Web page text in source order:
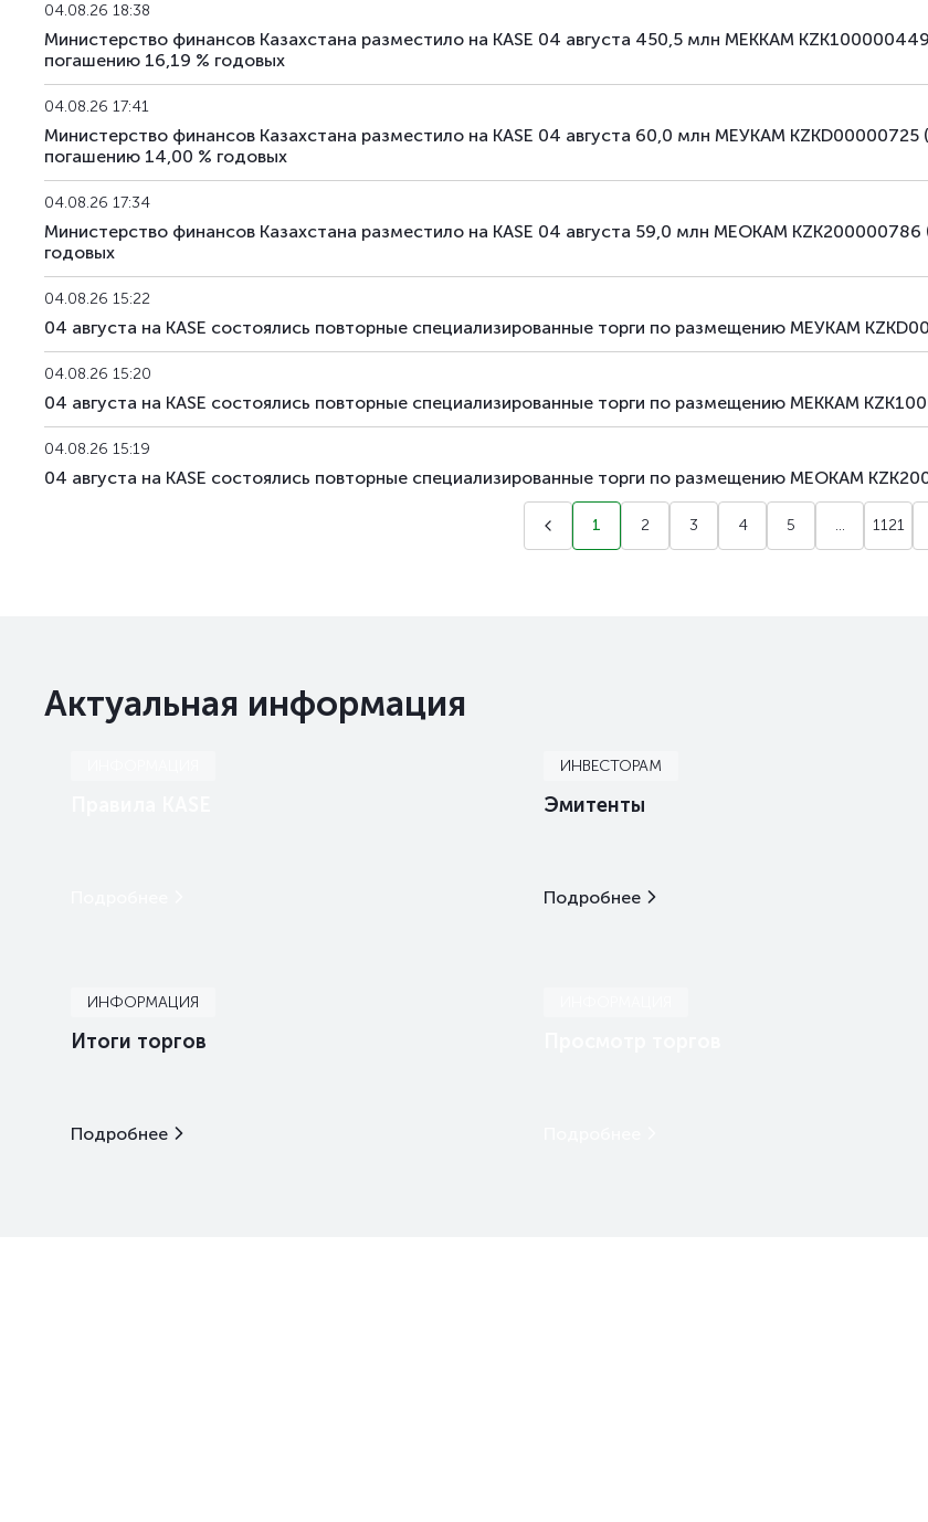
04.08.26 18:38
Министерство финансов Казахстана разместило на KASE 04 августа 450,5 млн МЕККАМ
погашению 16,19 % годовых
04.08.26 17:41
Министерство финансов Казахстана разместило на KASE 04 августа 60,0 млн МЕУКАМ
погашению 14,00 % годовых
04.08.26 17:34
Министерство финансов Казахстана разместило на KASE 04 августа 59,0 млн МЕОКАМ
годовых
04.08.26 15:22
04 августа на KASE состоялись повторные специализированные торги по размещению МЕУКАМ
04.08.26 15:20
04 августа на KASE состоялись повторные специализированные торги по размещению МЕККАМ
04.08.26 15:19
04 августа на KASE состоялись повторные специализированные торги по размещению МЕОКАМ
1 2 3 4 5 ... 1121
Актуальная информация
ИНВЕСТОРАМ
Эмитенты
Подробнее
ИНФОРМАЦИЯ
Итоги торгов
Подробнее